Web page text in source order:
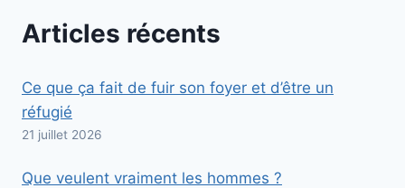
Articles récents
Ce que ça fait de fuir son foyer et d’être un
réfugié
21 juillet 2026
Que veulent vraiment les hommes ?